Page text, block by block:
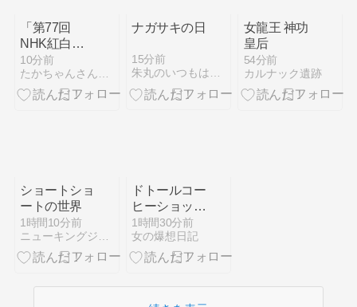
「第77回
NHK紅白歌
合戦」に初出
場する歌手を
予想したがど
10分前
たかちゃんさんの日記
ナガサキの日
15分前
朱丸のいつもはじめ Part2
女龍王 神功
皇后
54分前
カルナック遺跡
ショートショ
ートの世界
1時間10分前
ニューキングジョー
ドトールコー
ヒーショップ
ドーチカ店
1時間30分前
女の爆想日記